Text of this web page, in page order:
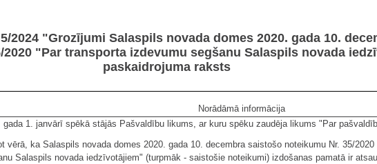
2024 "Grozījumi Salaspils novada domes 2020. gada 10.
2020 "Par transporta izdevumu segšanu Salaspils novada
paskaidrojuma raksts
Norādāmā informācija
gada 1. janvārī spēkā stājās Pašvaldību likums, ar kuru spēku zaudēja likums "Par
vērā, ka Salaspils novada domes 2020. gada 10. decembra saistošo noteikumu Nr. 35/
Salaspils novada iedzīvotājiem" (turpmāk - saistošie noteikumi) izdošanas pamatā ir